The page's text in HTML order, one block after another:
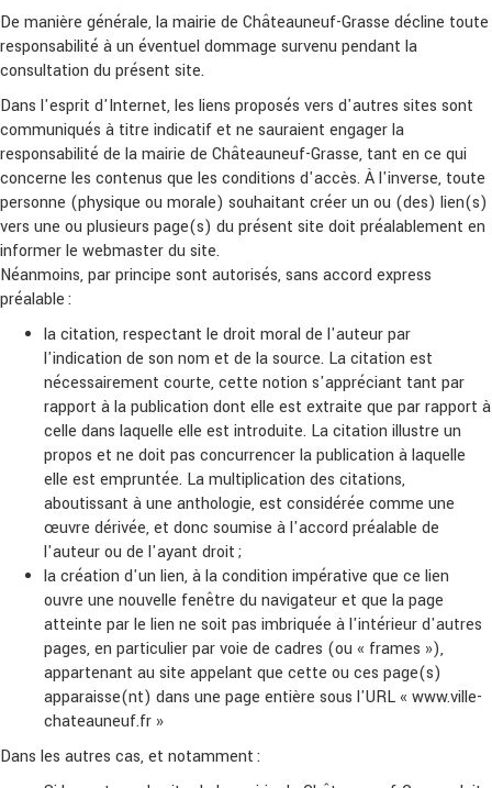
De manière générale, la mairie de Châteauneuf-Grasse décline toute
responsabilité à un éventuel dommage survenu pendant la
consultation du présent site.
Dans l'esprit d'Internet, les liens proposés vers d'autres sites sont
communiqués à titre indicatif et ne sauraient engager la
responsabilité de la mairie de Châteauneuf-Grasse, tant en ce qui
concerne les contenus que les conditions d'accès. À l'inverse, toute
personne (physique ou morale) souhaitant créer un ou (des) lien(s)
vers une ou plusieurs page(s) du présent site doit préalablement en
informer le webmaster du site.
Néanmoins, par principe sont autorisés, sans accord express
préalable :
la citation, respectant le droit moral de l'auteur par
l'indication de son nom et de la source. La citation est
nécessairement courte, cette notion s'appréciant tant par
rapport à la publication dont elle est extraite que par rapport à
celle dans laquelle elle est introduite. La citation illustre un
propos et ne doit pas concurrencer la publication à laquelle
elle est empruntée. La multiplication des citations,
aboutissant à une anthologie, est considérée comme une
œuvre dérivée, et donc soumise à l'accord préalable de
l'auteur ou de l'ayant droit ;
la création d'un lien, à la condition impérative que ce lien
ouvre une nouvelle fenêtre du navigateur et que la page
atteinte par le lien ne soit pas imbriquée à l'intérieur d'autres
pages, en particulier par voie de cadres (ou « frames »),
appartenant au site appelant que cette ou ces page(s)
apparaisse(nt) dans une page entière sous l'URL « www.ville-
chateauneuf.fr »
Dans les autres cas, et notamment :